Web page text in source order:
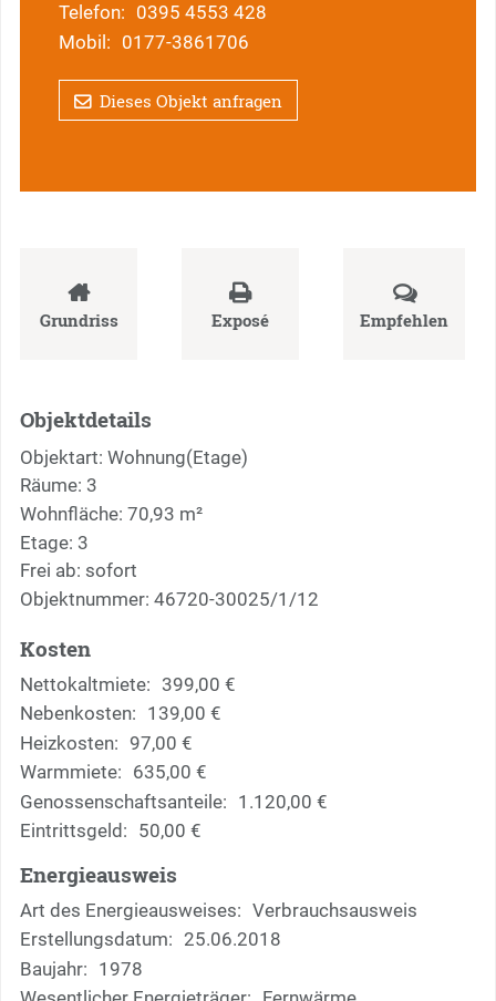
Telefon: 0395 4553 428
Mobil: 0177-3861706
Dieses Objekt anfragen
Grundriss Exposé Empfehlen
Objektdetails
Objektart: Wohnung(Etage)
Räume: 3
Wohnfläche: 70,93 m²
Etage: 3
Frei ab: sofort
Objektnummer: 46720-30025/1/12
Kosten
Nettokaltmiete: 399,00 €
Nebenkosten: 139,00 €
Heizkosten: 97,00 €
Warmmiete: 635,00 €
Genossenschaftsanteile: 1.120,00 €
Eintrittsgeld: 50,00 €
Energieausweis
Art des Energieausweises: Verbrauchsausweis
Erstellungsdatum: 25.06.2018
Baujahr: 1978